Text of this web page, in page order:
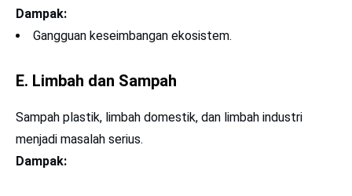
Dampak:
Gangguan keseimbangan ekosistem.
E. Limbah dan Sampah
Sampah plastik, limbah domestik, dan limbah industri
menjadi masalah serius.
Dampak: